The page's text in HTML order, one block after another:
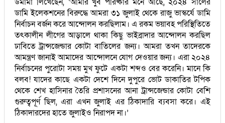
ডামি ইলেকশনের বিরুদ্ধে আমরা ৩১ জুলাই থেকে রাজু ভাস্কর্যে ডামি
নির্বাচন বর্জন করে আন্দোলন করছিলাম। এ রকম ভয়াবহ পরিস্থিতিতে
তৎকালীন লীগের আড়ালে থাকা কিছু ভাইব্রাদার আন্দোলন করছিল
ঢাবিতে ট্রান্সজেন্ডার কোটা বাতিলের জন্য। আমরা তখন তাদেরকে
আমন্ত্রণ জানাই আমাদের আন্দোলনে যোগ দেওয়ার জন্য। এরা ২০২৪
নির্বাচনের পুরোটা সময় মুখ ফুটে একটা শব্দও বের করেনি। মানে কি
বলব! যাদের কাছে একটা দেশে দিনে দুপুরে ভোট ডাকাতির টপিক
থেকে শেখ হাসিনার তৈরি প্রশাসনের আনা ট্রান্সজেন্ডার কোটা বেশি
গুরুত্বপূর্ণ ছিল, এরা এখন জুলাই এর ঠিকাদারি ব্যবসা করে। এই
ঠিকাদারদের হাতে জুলাইও নিরাপদ না।’